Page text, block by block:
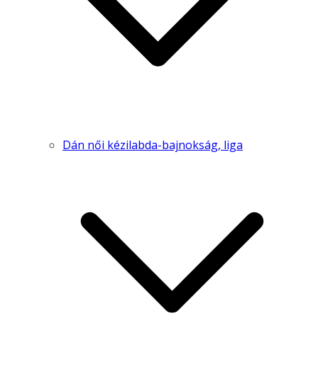
Dán női kézilabda-bajnokság, liga